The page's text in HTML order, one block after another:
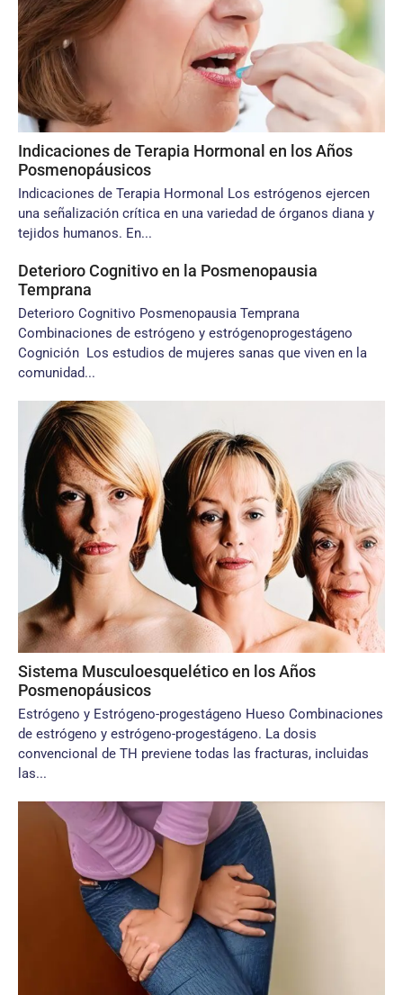
Indicaciones de Terapia Hormonal en los Años
Posmenopáusicos
Indicaciones de Terapia Hormonal Los estrógenos ejercen
una señalización crítica en una variedad de órganos diana y
tejidos humanos. En...
Deterioro Cognitivo en la Posmenopausia
Temprana
Deterioro Cognitivo Posmenopausia Temprana
Combinaciones de estrógeno y estrógenoprogestágeno
Cognición Los estudios de mujeres sanas que viven en la
comunidad...
Sistema Musculoesquelético en los Años
Posmenopáusicos
Estrógeno y Estrógeno-progestágeno Hueso Combinaciones
de estrógeno y estrógeno-progestágeno. La dosis
convencional de TH previene todas las fracturas, incluidas
las...